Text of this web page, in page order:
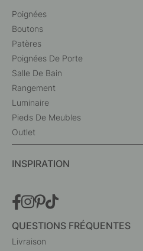
Poignées
Boutons
Patères
Poignées De Porte
Salle De Bain
Rangement
Luminaire
Pieds De Meubles
Outlet
INSPIRATION
QUESTIONS FRÉQUENTES
Livraison